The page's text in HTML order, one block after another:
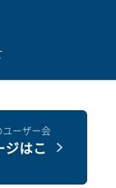
ーザー会
ジはこ